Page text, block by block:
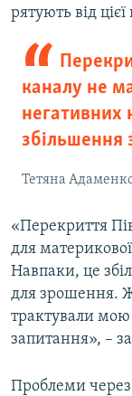
рятують від
каналу не
негативних
збільшення
Тетяна
«Перекриття
для
Навпаки, це
для зрошення.
трактували мою
запитання», –
Проблеми через